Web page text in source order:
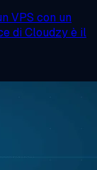
VPS con un
di Cloudzy è il